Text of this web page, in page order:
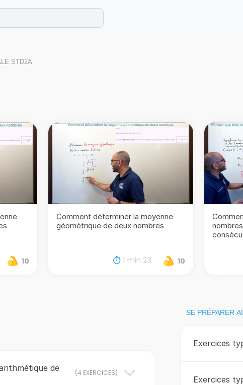
: révise les maths cet été !
avec des exercices corrigés en vidéo.
STD2A
10
Comment déterminer la moyenne
géométrique de deux nombres
1 min 23 10
de
(4 EXERCICES)
SE PRÉPARER
Exercices
Exercices